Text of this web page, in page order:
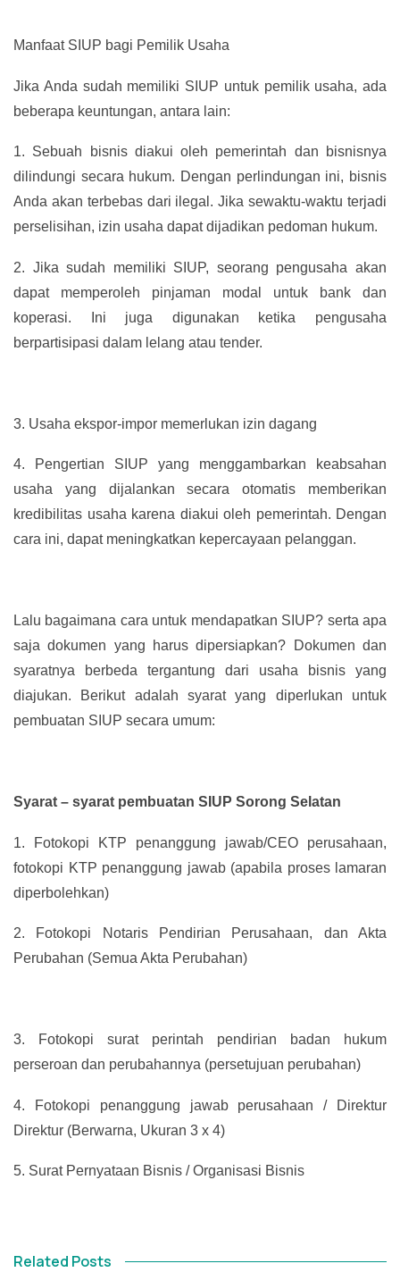
Manfaat SIUP bagi Pemilik Usaha
Jika Anda sudah memiliki SIUP untuk pemilik usaha, ada
beberapa keuntungan, antara lain:
1. Sebuah bisnis diakui oleh pemerintah dan bisnisnya
dilindungi secara hukum. Dengan perlindungan ini, bisnis
Anda akan terbebas dari ilegal. Jika sewaktu-waktu terjadi
perselisihan, izin usaha dapat dijadikan pedoman hukum.
2. Jika sudah memiliki SIUP, seorang pengusaha akan
dapat memperoleh pinjaman modal untuk bank dan
koperasi. Ini juga digunakan ketika pengusaha
berpartisipasi dalam lelang atau tender.
3. Usaha ekspor-impor memerlukan izin dagang
4.
Pengertian SIUP yang menggambarkan keabsahan
usaha yang dijalankan secara otomatis memberikan
kredibilitas usaha karena diakui oleh pemerintah. Dengan
cara ini, dapat meningkatkan kepercayaan pelanggan.
Lalu bagaimana cara untuk mendapatkan SIUP? serta apa
saja dokumen yang harus dipersiapkan? Dokumen dan
syaratnya berbeda tergantung dari usaha bisnis yang
diajukan. Berikut adalah syarat yang diperlukan untuk
pembuatan SIUP secara umum:
Syarat – syarat pembuatan SIUP Sorong Selatan
1.
Fotokopi KTP penanggung jawab/CEO perusahaan,
fotokopi KTP penanggung jawab (apabila proses lamaran
diperbolehkan)
2.
Fotokopi Notaris Pendirian Perusahaan, dan Akta
Perubahan (Semua Akta Perubahan)
3.
Fotokopi surat perintah pendirian badan hukum
perseroan dan perubahannya (persetujuan perubahan)
4.
Fotokopi penanggung jawab perusahaan / Direktur
Direktur (Berwarna, Ukuran 3 x 4)
5. Surat Pernyataan Bisnis / Organisasi Bisnis
Related Posts